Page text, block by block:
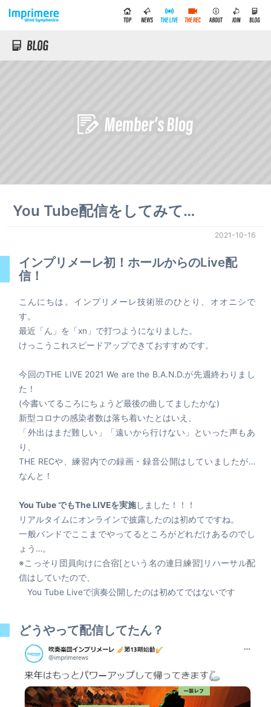
You Tube配信をしてみて…
2021-10-16
インプリメーレ初！ホールからのLive配
信！
こんにちは。インプリメーレ技術班のひとり、オオニシで
す。
最近「ん」を「xn」で打つようになりました。
けっこうこれスピードアップできておすすめです。
今回のTHE LIVE 2021 We are the B.A.N.D.が先週終わりまし
た！
(今書いてるころにちょうど最後の曲してましたかな)
新型コロナの感染者数は落ち着いたとはいえ、
「外出はまだ難しい」「遠いから行けない」といった声もあ
り、
THE RECや、練習内での録画・録音公開はしていましたが…
なんと！
You Tube でもThe LIVEを実施しました！！！
リアルタイムにオンラインで披露したのは初めてですね。
一般バンドでここまでやってるところがどれだけあるのでし
ょう…。
※こっそり団員向けに合宿[という名の連日練習]リハーサル配
信はしていたので、
You Tube Liveで演奏公開したのは初めてではないです
どうやって配信してたん？